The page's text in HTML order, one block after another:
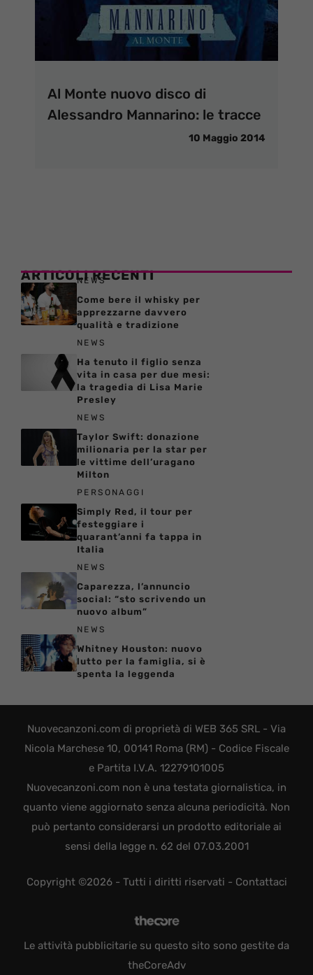
Al Monte nuovo disco di
Alessandro Mannarino: le tracce
10 Maggio 2014
ARTICOLI RECENTI
NEWS
Come bere il whisky per
apprezzarne davvero
qualità e tradizione
NEWS
Ha tenuto il figlio senza
vita in casa per due mesi:
la tragedia di Lisa Marie
Presley
NEWS
Taylor Swift: donazione
milionaria per la star per
le vittime dell’uragano
Milton
PERSONAGGI
Simply Red, il tour per
festeggiare i
quarant’anni fa tappa in
Italia
NEWS
Caparezza, l’annuncio
social: “sto scrivendo un
nuovo album”
NEWS
Whitney Houston: nuovo
lutto per la famiglia, si è
spenta la leggenda
Nuovecanzoni.com di proprietà di WEB 365 SRL - Via
Nicola Marchese 10, 00141 Roma (RM) - Codice Fiscale
e Partita I.V.A. 12279101005
Nuovecanzoni.com non è una testata giornalistica, in
quanto viene aggiornato senza alcuna periodicità. Non
può pertanto considerarsi un prodotto editoriale ai
sensi della legge n. 62 del 07.03.2001
Copyright ©2026 - Tutti i diritti riservati - Contattaci
Le attività pubblicitarie su questo sito sono gestite da
theCoreAdv